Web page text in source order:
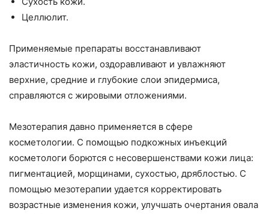
Целлюлит.
Применяемые препараты восстанавливают
эластичность кожи, оздоравливают и увлажняют
верхние, средние и глубокие слои эпидермиса,
справляются с жировыми отложениями.
Мезотерапия давно применяется в сфере
косметологии. С помощью подкожных инъекций
косметологи борются с несовершенствами кожи лица:
пигментацией, морщинами, сухостью, дряблостью. С
помощью мезотерапии удается корректировать
возрастные изменения кожи, улучшать очертания овала